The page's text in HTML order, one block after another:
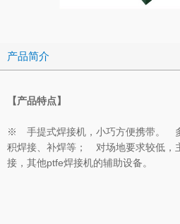
产品简介
【产品特点】
※ 手提式焊接机，小巧方便携带。
积焊接、补焊等； 对场地要求较低，
接，其他ptfe焊接机的辅助设备。